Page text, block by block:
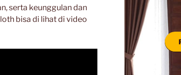
serta keunggulan dan
bisa di lihat di video